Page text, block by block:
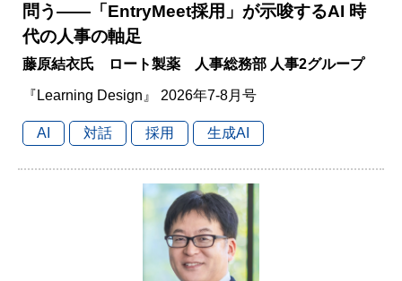
問う――「EntryMeet採用」が示唆するAI 時
代の人事の軸足
藤原結衣氏 ロート製薬 人事総務部 人事2グループ
『Learning Design』 2026年7-8月号
AI 対話 採用 生成AI